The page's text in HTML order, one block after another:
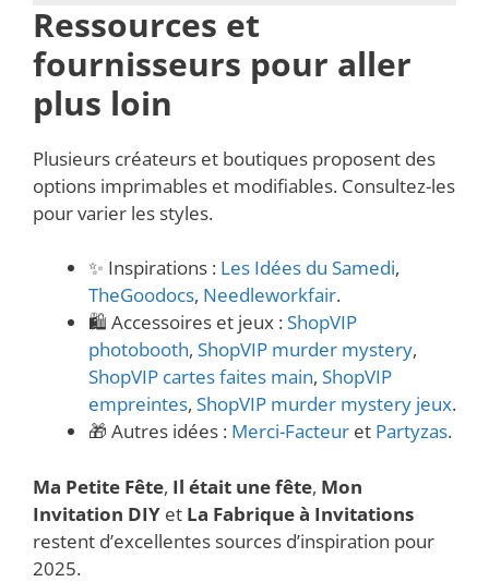
Ressources et
fournisseurs pour aller
plus loin
Plusieurs créateurs et boutiques proposent des
options imprimables et modifiables. Consultez-les
pour varier les styles.
✨ Inspirations : Les Idées du Samedi,
TheGoodocs, Needleworkfair.
🛍️ Accessoires et jeux :ShopVIP
photobooth, ShopVIP murder mystery,
ShopVIP cartes faites main, ShopVIP
empreintes, ShopVIP murder mystery jeux.
🎁 Autres idées : Merci-Facteur et Partyzas.
Ma Petite Fête, Il était une fête, Mon
Invitation DIY et La Fabrique à Invitations
restent d’excellentes sources d’inspiration pour
2025.